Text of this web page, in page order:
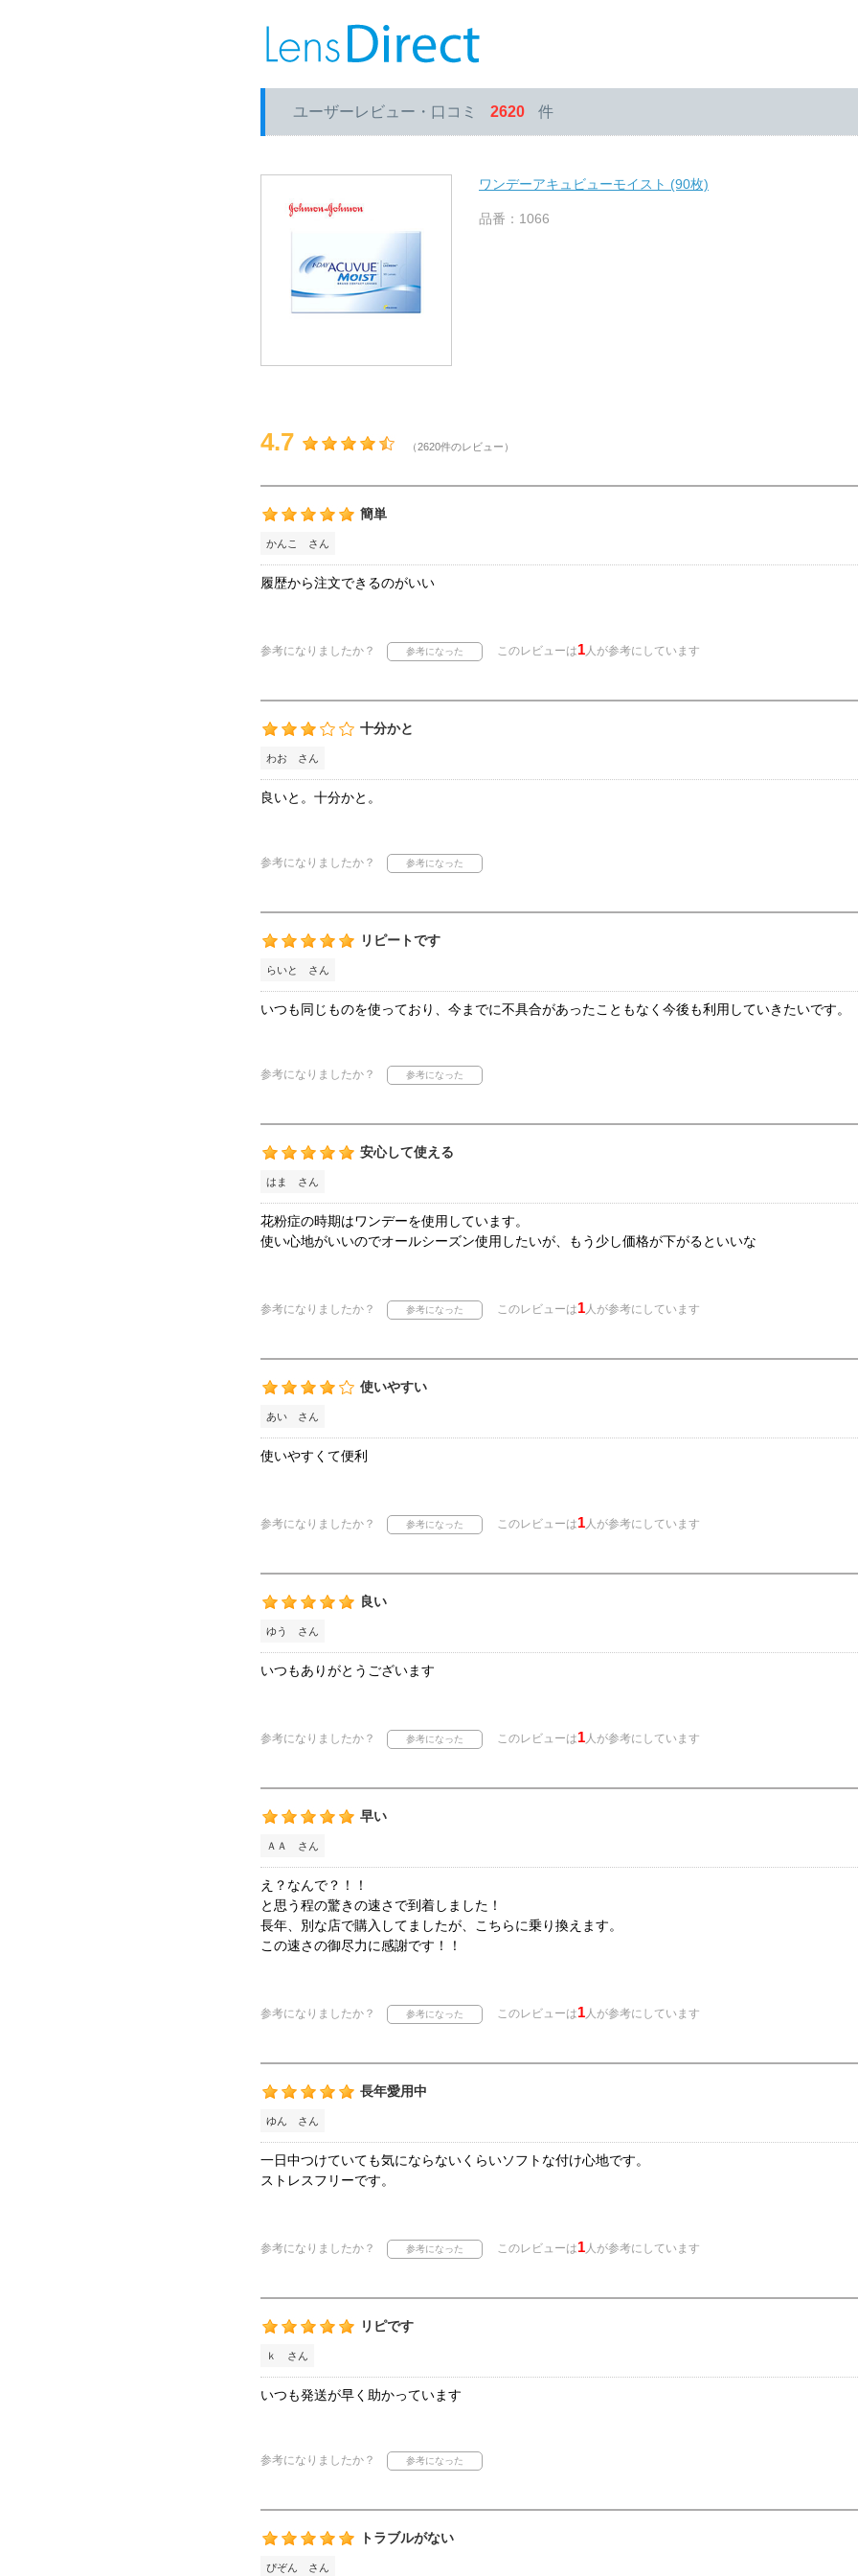
ユーザーレビュー・口コミ 2620 件
ワンデーアキュビューモイスト (90枚)
品番：1066
4.7 （2620件のレビュー）
簡単
かんこ さん
履歴から注文できるのがいい
参考になりましたか？ このレビューは1人が参考にしています
十分かと
わお さん
良いと。十分かと。
参考になりましたか？
リピートです
らいと さん
いつも同じものを使っており、今までに不具合があったこともなく今後も利用していきたいです。
参考になりましたか？
安心して使える
はま さん
花粉症の時期はワンデーを使用しています。
使い心地がいいのでオールシーズン使用したいが、もう少し価格が下がるといいな
参考になりましたか？ このレビューは1人が参考にしています
使いやすい
あい さん
使いやすくて便利
参考になりましたか？ このレビューは1人が参考にしています
良い
ゆう さん
いつもありがとうございます
参考になりましたか？ このレビューは1人が参考にしています
早い
ＡＡ さん
え？なんで？！！
と思う程の驚きの速さで到着しました！
長年、別な店で購入してましたが、こちらに乗り換えます。
この速さの御尽力に感謝です！！
参考になりましたか？ このレビューは1人が参考にしています
長年愛用中
ゆん さん
一日中つけていても気にならないくらいソフトな付け心地です。
ストレスフリーです。
参考になりましたか？ このレビューは1人が参考にしています
リピです
ｋ さん
いつも発送が早く助かっています
参考になりましたか？
トラブルがない
ぴぞん さん